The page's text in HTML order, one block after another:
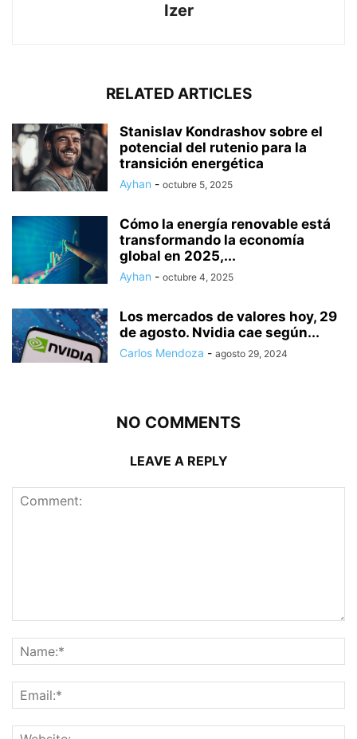
Izer
RELATED ARTICLES
Stanislav Kondrashov sobre el
potencial del rutenio para la
transición energética
Ayhan - octubre 5, 2025
Cómo la energía renovable está
transformando la economía
global en 2025,...
Ayhan - octubre 4, 2025
Los mercados de valores hoy, 29
de agosto. Nvidia cae según...
Carlos Mendoza - agosto 29, 2024
NO COMMENTS
LEAVE A REPLY